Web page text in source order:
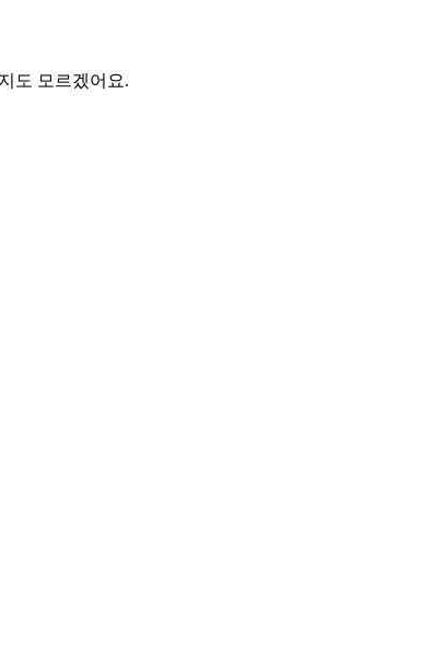
도 모르겠어요.